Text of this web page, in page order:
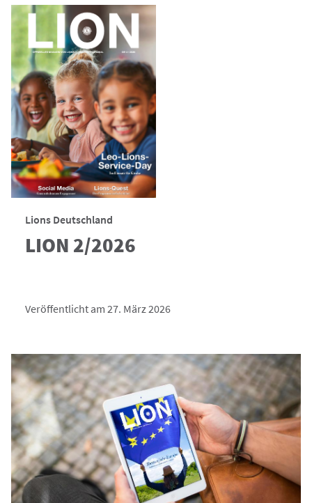
Lions Deutschland
LION 2/2026
Veröffentlicht am 27. März 2026